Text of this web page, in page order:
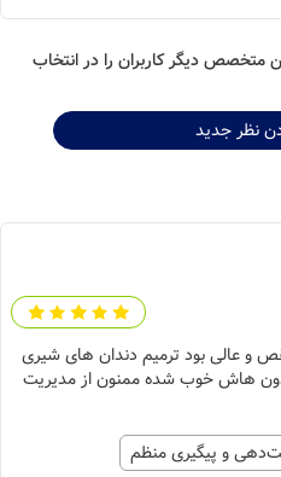
متخصص دیگر کاربران را در انتخاب
نظر جدید
و عالی بود ترمیم دندان های شیری
هاش خوب شده ممنون از مدیریت
و پیگیری منظم